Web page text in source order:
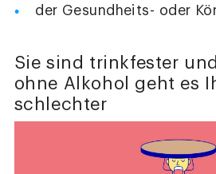
der Gesundheits- oder
Sie sind trinkfester
ohne Alkohol geht es
schlechter